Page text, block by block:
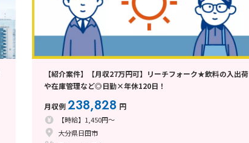
【紹介案件】【月収27万円可】リーチフォーク★飲料の入出荷
や在庫管理など◎日勤×年休120日！
月収例238,828 円
【時給】1,450円～
大分県日田市